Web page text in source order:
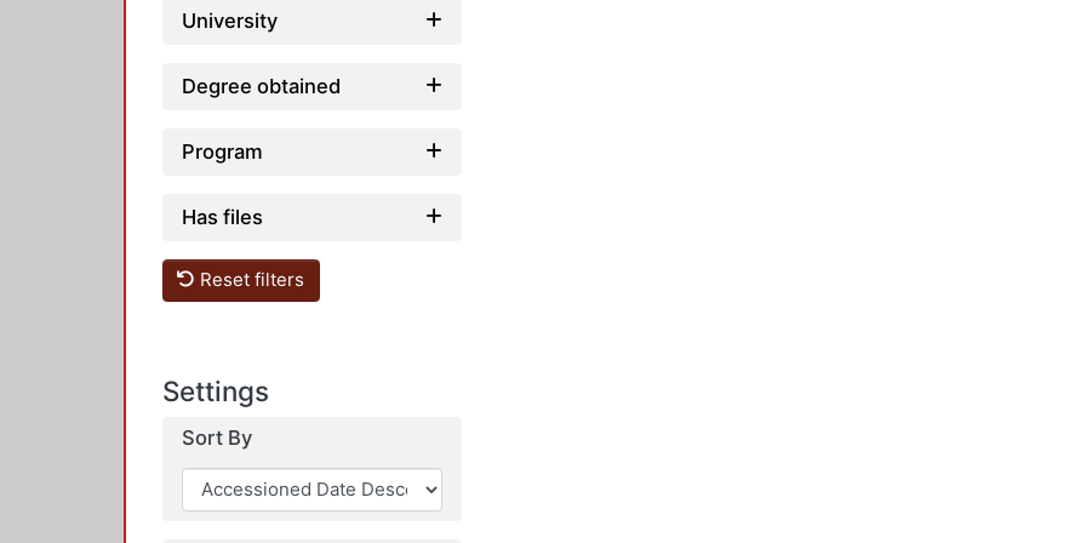
University
Degree obtained
Program
Has files
Reset filters
Settings
Sort By